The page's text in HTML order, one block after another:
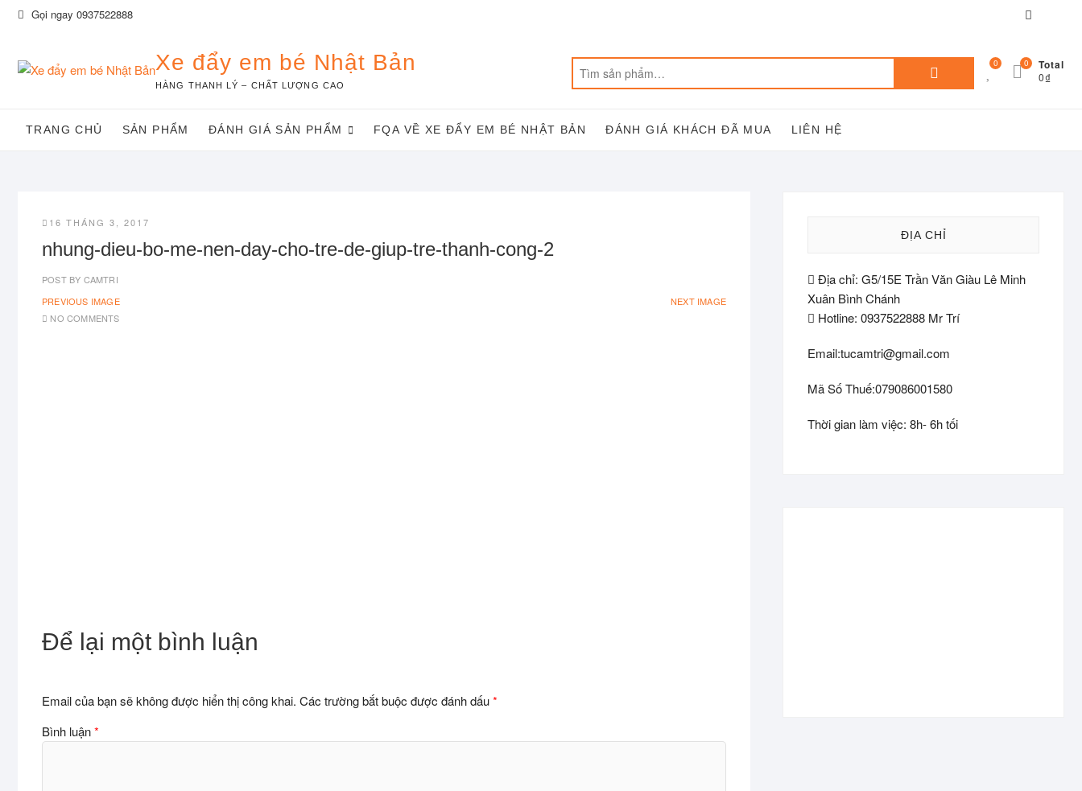
Skip Gọi ngay 0937522888 Facebook
Xe đẩy em bé Nhật Bản
HÀNG THANH LÝ – CHẤT LƯỢNG CAO
0 Total
0₫
0
TRANG CHỦ SẢN PHẨM ĐÁNH GIÁ SẢN PHẨM FQA VỀ XE ĐẨY EM BÉ NHẬT BẢN ĐÁNH GIÁ KHÁCH ĐÃ MUA LIÊN HỆ
16 THÁNG 3, 2017
nhung-dieu-bo-me-nen-day-cho-tre-de-giup-tre-thanh-cong-2
POST BY CAMTRI
PREVIOUS IMAGE
NEXT IMAGE
NO COMMENTS
Để lại một bình luận
Email của bạn sẽ không được hiển thị công khai. Các trường bắt buộc được đánh dấu*
Bình luận*
ĐỊA CHỈ
Địa chỉ: G5/15E Trần Văn Giàu Lê Minh
Xuân Bình Chánh
Hotline: 0937522888 Mr Trí
Email:tucamtri@gmail.com
Mã Số Thuế:079086001580
Thời gian làm việc: 8h- 6h tối